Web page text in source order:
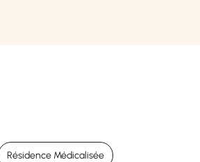
Résidence Médicalisée